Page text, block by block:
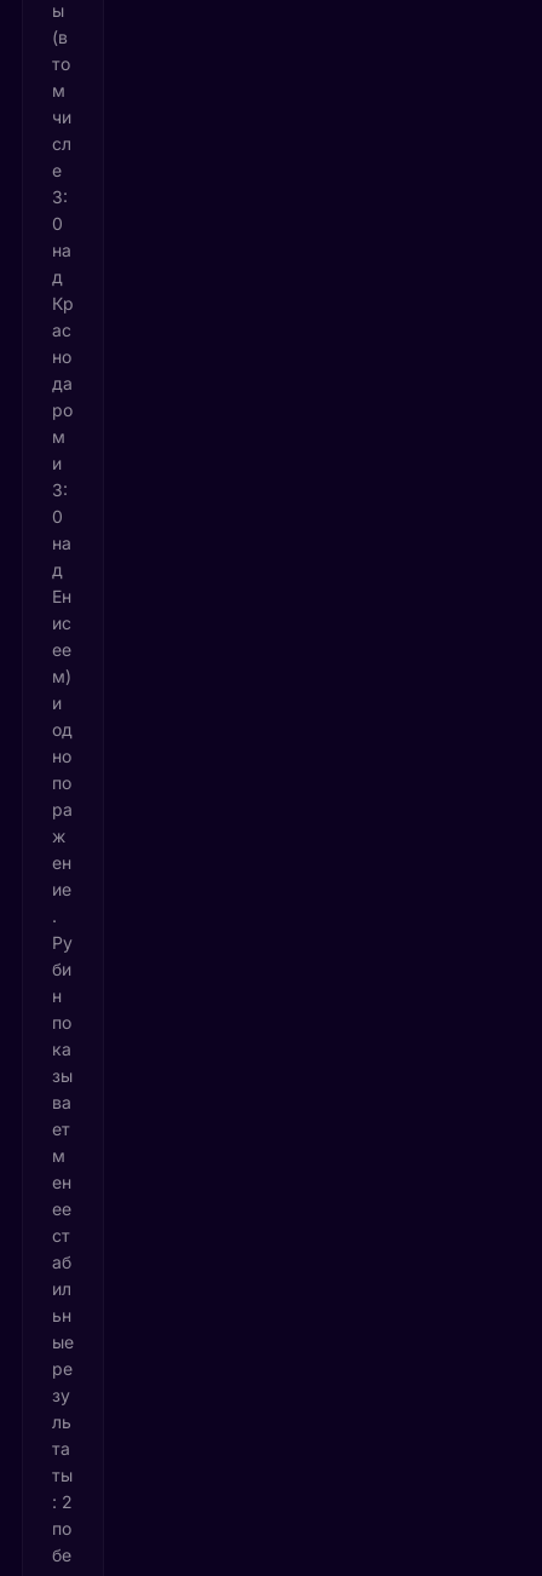
ы
(в
то
м
чи
сл
е
3:
0
на
д
Кр
ас
но
да
ро
м
и
3:
0
на
д
Ен
ис
ее
м)
и
од
но
по
ра
ж
ен
ие
.
Ру
би
н
по
ка
зы
ва
ет
м
ен
ее
ст
аб
ил
ьн
ые
ре
зу
ль
та
ты
: 2
по
бе